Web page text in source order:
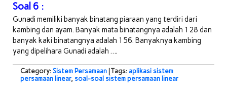
Soal 6 :
Gunadi memiliki banyak binatang piaraan yang terdiri dari
kambing dan ayam. Banyak mata binatangnya adalah 128 dan
banyak kaki binatangnya adalah 156. Banyaknya kambing
yang dipelihara Gunadi adalah ….
Category: Sistem Persamaan | Tags: aplikasi sistem
persamaan linear, soal-soal sistem persamaan linear